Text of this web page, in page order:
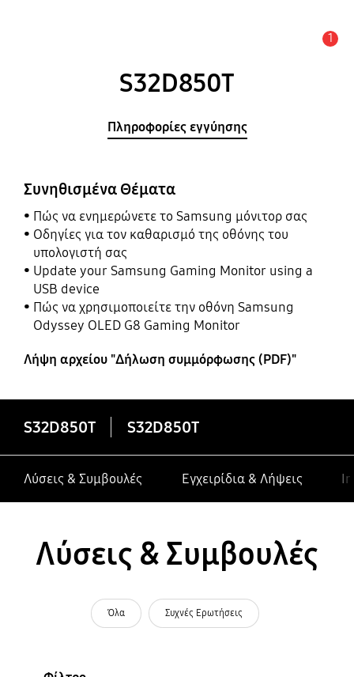
1
S32D850T
Πληροφορίες εγγύησης
Συνηθισμένα Θέματα
Πώς να ενημερώνετε το Samsung μόνιτορ σας
Οδηγίες για τον καθαρισμό της οθόνης του
υπολογιστή σας
Update your Samsung Gaming Monitor using a
USB device
Πώς να χρησιμοποιείτε την οθόνη Samsung
Odyssey OLED G8 Gaming Monitor
Λήψη αρχείου "Δήλωση συμμόρφωσης (PDF)"
S32D850T S32D850T
Λύσεις & Συμβουλές Εγχειρίδια & Λήψεις
Λύσεις & Συμβουλές
Όλα Συχνές Ερωτήσεις